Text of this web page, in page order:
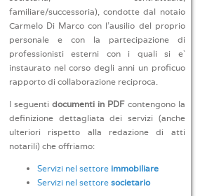
familiare/successoria), condotte dal notaio
Carmelo Di Marco con l’ausilio del proprio
personale e con la partecipazione di
professionisti esterni con i quali si e`
instaurato nel corso degli anni un proficuo
rapporto di collaborazione reciproca.
I seguentidocumenti in PDFcontengono la
definizione dettagliata dei servizi (anche
ulteriori rispetto alla redazione di atti
notarili) che offriamo:
Servizi nel settore immobiliare
Servizi nel settore societario